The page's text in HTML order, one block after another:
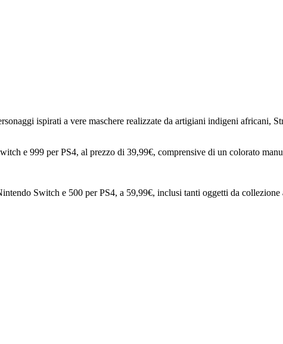
ispirati a vere maschere realizzate da artigiani indigeni africani,
e 999 per PS4, al prezzo di 39,99€, comprensive di un colorato
Switch e 500 per PS4, a 59,99€, inclusi tanti oggetti da